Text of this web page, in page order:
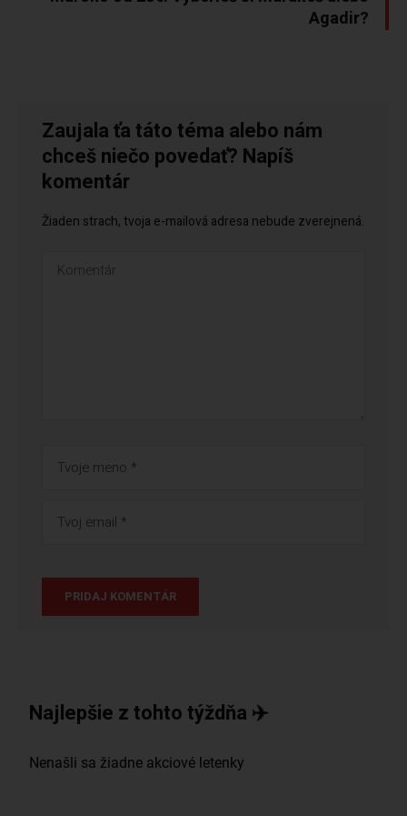
Agadir?
Zaujala ťa táto téma alebo nám
chceš niečo povedať? Napíš
komentár
Žiaden strach, tvoja e-mailová adresa nebude zverejnená.
Najlepšie z tohto týždňa ✈️